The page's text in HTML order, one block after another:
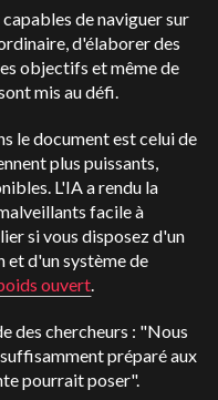
de naviguer sur
d'élaborer des
objectifs et même de
mis au défi.
le document est celui de
plus puissants,
L'IA a rendu la
facile à
si vous disposez d'un
et d'un système de
ouvert.
des chercheurs : "Nous
préparé aux
pourrait poser".